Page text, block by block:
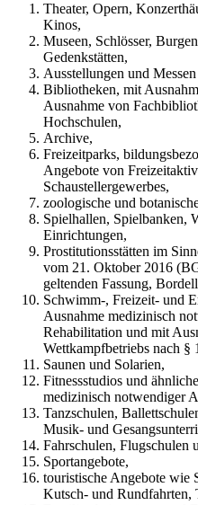
Theater, Opern,
Kinos,
Museen, Schlösser,
Gedenkstätten,
Ausstellungen und
Bibliotheken, mit
Ausnahme von
Hochschulen,
Archive,
Freizeitparks,
Angebote von
Schaustellergewerbes,
zoologische und
Spielhallen, Spielbanken,
Einrichtungen,
Prostitutionsstätten im
vom 21. Oktober 2016
geltenden Fassung,
Schwimm-, Freizeit- und
Ausnahme medizinisch
Rehabilitation und mit
Wettkampf­betriebs nach §
Saunen und Solarien,
Fitnessstudios und
medizinisch notwendiger
Tanzschulen,
Musik- und
Fahrschulen, Flugschulen
Sportangebote,
touristische Angebote wie
Kutsch- und Rundfahrten,